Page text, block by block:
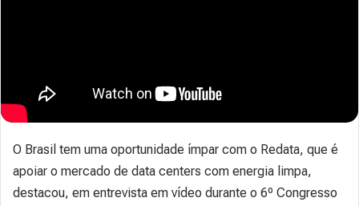
O Brasil tem uma oportunidade ímpar com o Redata, que é
apoiar o mercado de data centers com energia limpa,
destacou, em entrevista em vídeo durante o 6º Congresso